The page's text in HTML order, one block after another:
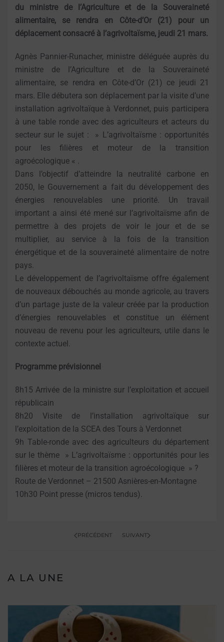
du ministre de l’Agriculture et de la Souveraineté
alimentaire, se rendra en Côte-d’Or (21) pour un
déplacement consacré à l’agrivoltaïsme, jeudi 21 mars.
Agnès Pannier-Runacher, ministre déléguée auprès du
ministre de l’Agriculture et de la Souveraineté
alimentaire, se rendra en Côte-d’Or (21) ce jeudi 21
mars. Elle débutera son déplacement par la visite d’une
installation agrivoltaïque à Verdonnet, puis participera
à une table ronde avec des agriculteurs et acteurs du
secteur sur le sujet : » L’agrivoltaïsme : opportunités
pour les filières et moteur de la transition
agroécologique « .
Dans l’objectif d’atteindre la neutralité carbone en
2050, le Gouvernement a fait du développement des
énergies renouvelables une priorité. Un travail
important a ainsi été mené sur l’agrivoltaïsme afin de
permettre à des projets de voir le jour et de se
multiplier, au service à la fois de la transition
énergétique et de la souveraineté alimentaire de notre
pays.
Le développement de l’agrivoltaïsme offre également
de nouveaux débouchés au monde agricole, au travers
d’un partage juste de la valeur créée par la production
d’énergies renouvelables et constitue un élément
nouveau de revenu pour les agriculteurs, utile dans le
contexte actuel.
Programme prévisionnel
8h15 Arrivée de la ministre sur l’exploitation et accueil
républicain
8h20 Visite de l’installation agrivoltaïque sur
l’exploitation de la SCEA des Tours à Verdonnet
9h Table-ronde avec des agriculteurs du département
sur le thème » L’agrivoltaïsme : opportunités pour les
filières et moteur de la transition agroécologique » ?
Route de Verdonnet – 21500 Asnières-en-Montagne
10h30 Point presse (micros tendus).
PRÉCÉDENT SUIVANT
A LA UNE